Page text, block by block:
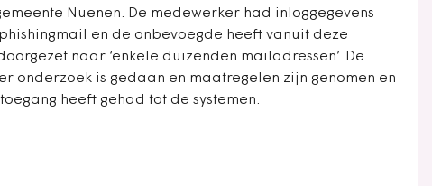
Nuenen. De medewerker had inloggegevens
en de onbevoegde heeft vanuit deze
naar ‘enkele duizenden mailadressen’. De
onderzoek is gedaan en maatregelen zijn genomen en
heeft gehad tot de systemen.